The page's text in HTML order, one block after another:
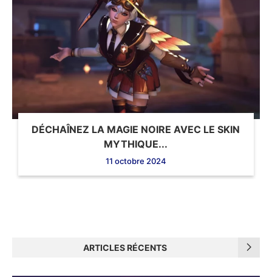
DÉCHAÎNEZ LA MAGIE NOIRE AVEC LE SKIN
MYTHIQUE...
11 octobre 2024
ARTICLES RÉCENTS